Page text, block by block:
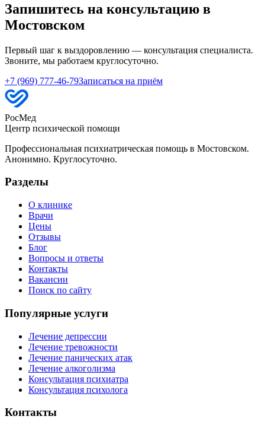
Запишитесь на консультацию в
Мостовском
Первый шаг к выздоровлению — консультация специалиста.
Звоните, мы работаем круглосуточно.
+7 (969) 777-46-79Записаться на приём
РосМед
Центр психической помощи
Профессиональная психиатрическая помощь в Мостовском.
Анонимно. Круглосуточно.
Разделы
О клинике
Врачи
Цены
Отзывы
Блог
Вопросы и ответы
Контакты
Вакансии
Поиск по сайту
Популярные услуги
Лечение депрессии
Лечение тревожности
Лечение панических атак
Лечение алкоголизма
Консультация психиатра
Консультация психолога
Контакты